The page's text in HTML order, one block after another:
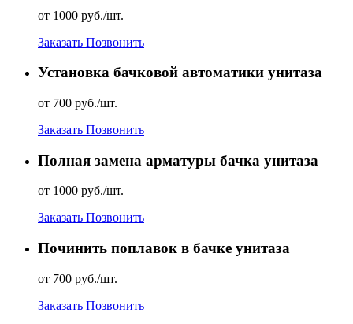
от 1000 руб./шт.
Заказать Позвонить
Установка бачковой автоматики унитаза
от 700 руб./шт.
Заказать Позвонить
Полная замена арматуры бачка унитаза
от 1000 руб./шт.
Заказать Позвонить
Починить поплавок в бачке унитаза
от 700 руб./шт.
Заказать Позвонить